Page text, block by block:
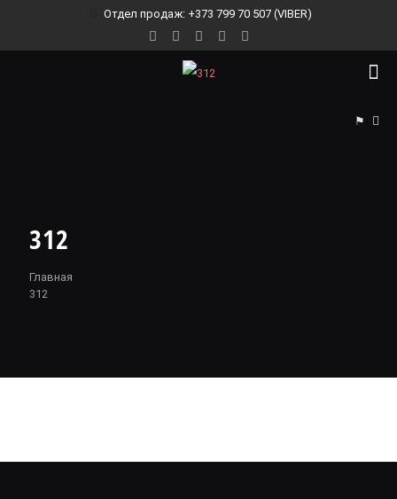
Отдел продаж: +373 799 70 507 (VIBER)
⚑
312
Главная
312